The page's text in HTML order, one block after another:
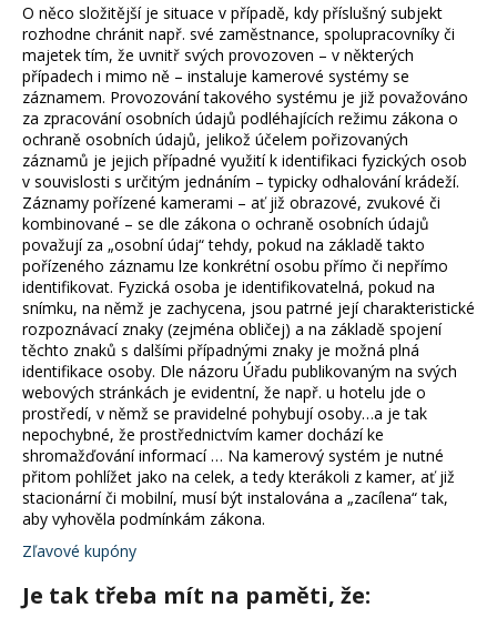
O něco složitější je situace v případě, kdy příslušný subjekt
rozhodne chránit např. své zaměstnance, spolupracovníky či
majetek tím, že uvnitř svých provozoven – v některých
případech i mimo ně – instaluje kamerové systémy se
záznamem. Provozování takového systému je již považováno
za zpracování osobních údajů podléhajících režimu zákona o
ochraně osobních údajů, jelikož účelem pořizovaných
záznamů je jejich případné využití k identifikaci fyzických osob
v souvislosti s určitým jednáním – typicky odhalování krádeží.
Záznamy pořízené kamerami – ať již obrazové, zvukové či
kombinované – se dle zákona o ochraně osobních údajů
považují za „osobní údaj“ tehdy, pokud na základě takto
pořízeného záznamu lze konkrétní osobu přímo či nepřímo
identifikovat. Fyzická osoba je identifikovatelná, pokud na
snímku, na němž je zachycena, jsou patrné její charakteristické
rozpoznávací znaky (zejména obličej) a na základě spojení
těchto znaků s dalšími případnými znaky je možná plná
identifikace osoby. Dle názoru Úřadu publikovaným na svých
webových stránkách je evidentní, že např. u hotelu jde o
prostředí, v němž se pravidelné pohybují osoby…a je tak
nepochybné, že prostřednictvím kamer dochází ke
shromažďování informací … Na kamerový systém je nutné
přitom pohlížet jako na celek, a tedy kterákoli z kamer, ať již
stacionární či mobilní, musí být instalována a „zacílena“ tak,
aby vyhověla podmínkám zákona.
Zľavové kupóny
Je tak třeba mít na paměti, že: